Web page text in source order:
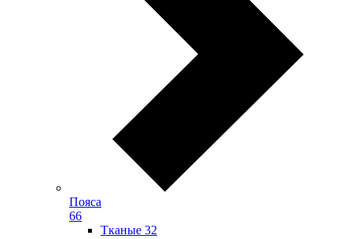
Пояса
66
Тканые 32